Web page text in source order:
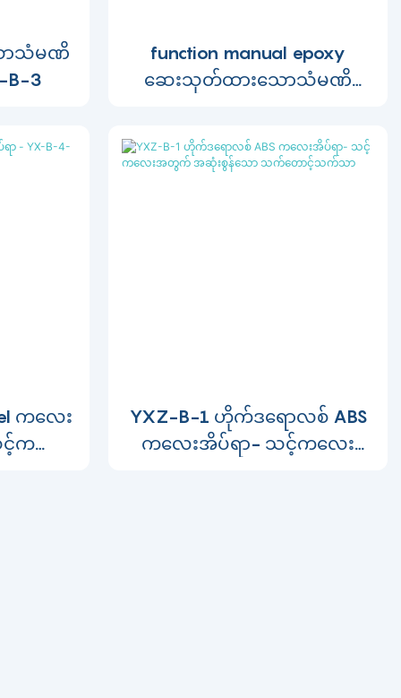
ာသံမဏိ
B-3
function manual epoxy
ဆေးသုတ်ထားသောသံမဏိ
ကလေး
ကလေး
YXZ-B-1 ဟိုက်ဒရောလစ် ABS
ကလေးအိပ်ရာ- သင့်ကလေး